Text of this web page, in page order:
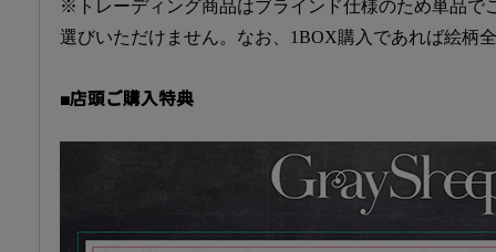
※トレーディング商品はブラインド仕様のため単品で
選びいただけません。なお、1BOX購入であれば絵柄
■店頭ご購入特典